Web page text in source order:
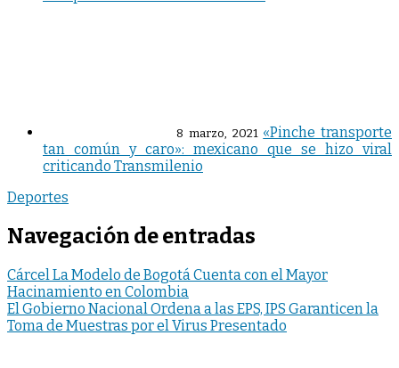
8 marzo, 2021 «Pinche transporte
tan común y caro»: mexicano que se hizo viral
criticando Transmilenio
Deportes
Navegación de entradas
Cárcel La Modelo de Bogotá Cuenta con el Mayor
Hacinamiento en Colombia
El Gobierno Nacional Ordena a las EPS, IPS Garanticen la
Toma de Muestras por el Virus Presentado